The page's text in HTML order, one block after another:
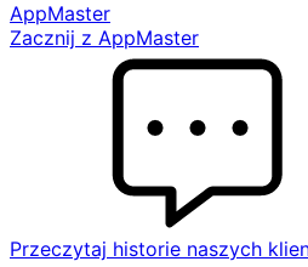
AppMaster
Zacznij z AppMaster
Przeczytaj historie naszych